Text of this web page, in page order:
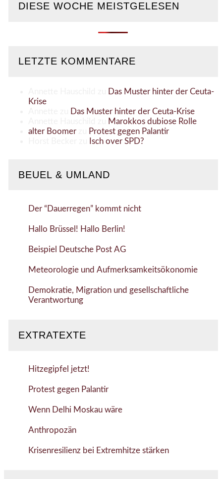
DIESE WOCHE MEISTGELESEN
LETZTE KOMMENTARE
Das Muster hinter der Ceuta-
Krise
Das Muster hinter der Ceuta-Krise
Marokkos dubiose Rolle
alter Boomerzu
Protest gegen Palantir
Isch over SPD?
BEUEL & UMLAND
Der “Dauerregen” kommt nicht
Hallo Brüssel! Hallo Berlin!
Beispiel Deutsche Post AG
Meteorologie und Aufmerksamkeitsökonomie
Demokratie, Migration und gesellschaftliche
Verantwortung
EXTRATEXTE
Hitzegipfel jetzt!
Protest gegen Palantir
Wenn Delhi Moskau wäre
Anthropozän
Krisenresilienz bei Extremhitze stärken